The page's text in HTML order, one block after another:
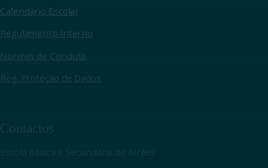
Calendário Escolar
Regulamento Interno
Normas de Conduta
Reg. Proteção de Dados